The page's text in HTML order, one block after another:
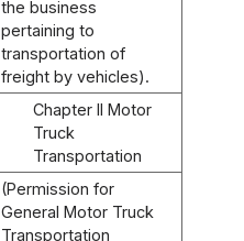
the business
pertaining to
transportation of
freight by vehicles).
Chapter II Motor
Truck
Transportation
(Permission for
General Motor Truck
Transportation